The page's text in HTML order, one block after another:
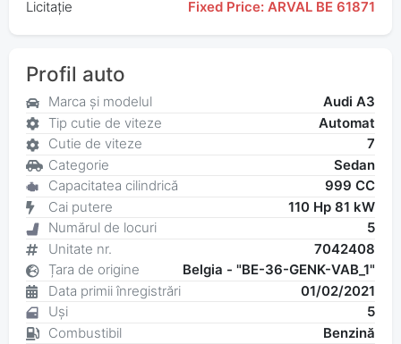
Licitație Fixed Price: ARVAL BE 61871
Profil auto
Marca și modelul
Audi A3
Tip cutie de viteze
Automat
Cutie de viteze
7
Categorie
Sedan
Capacitatea cilindrică
999 CC
Cai putere
110 Hp 81 kW
Numărul de locuri
5
Unitate nr.
7042408
Țara de origine
Belgia - "BE-36-GENK-VAB_1"
Data primii înregistrări
01/02/2021
Uși
5
Combustibil
Benzină